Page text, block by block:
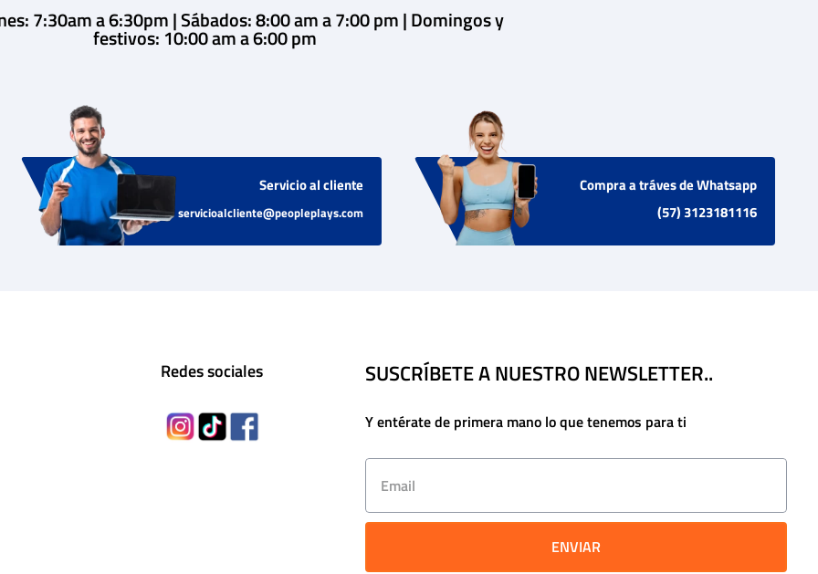
7:30am a 6:30pm | Sábados: 8:00 am a 7:00 pm | Domingos y
festivos: 10:00 am a 6:00 pm
Servicio al cliente
servicioalcliente@peopleplays.com
Compra a tráves de Whatsapp
(57) 3123181116
Redes sociales SUSCRÍBETE A NUESTRO NEWSLETTER..
Y entérate de primera mano lo que tenemos para ti
ENVIAR